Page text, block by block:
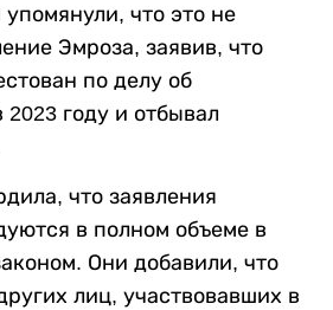
что это не
Эмроза, заявив, что
по делу об
году и отбывал
что заявления
в полном объеме в
Они добавили, что
лиц, участвовавших в